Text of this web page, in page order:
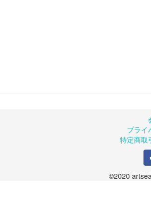
プライ
特定商取
©2020